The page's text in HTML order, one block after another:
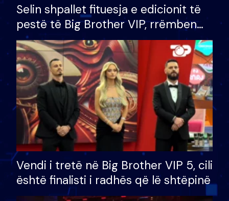
Selin shpallet fituesja e edicionit të
pestë të Big Brother VIP, rrëmben
çmimin e madh prej 100 mijë eurosh
Vendi i tretë në Big Brother VIP 5, cili
është finalisti i radhës që lë shtëpinë